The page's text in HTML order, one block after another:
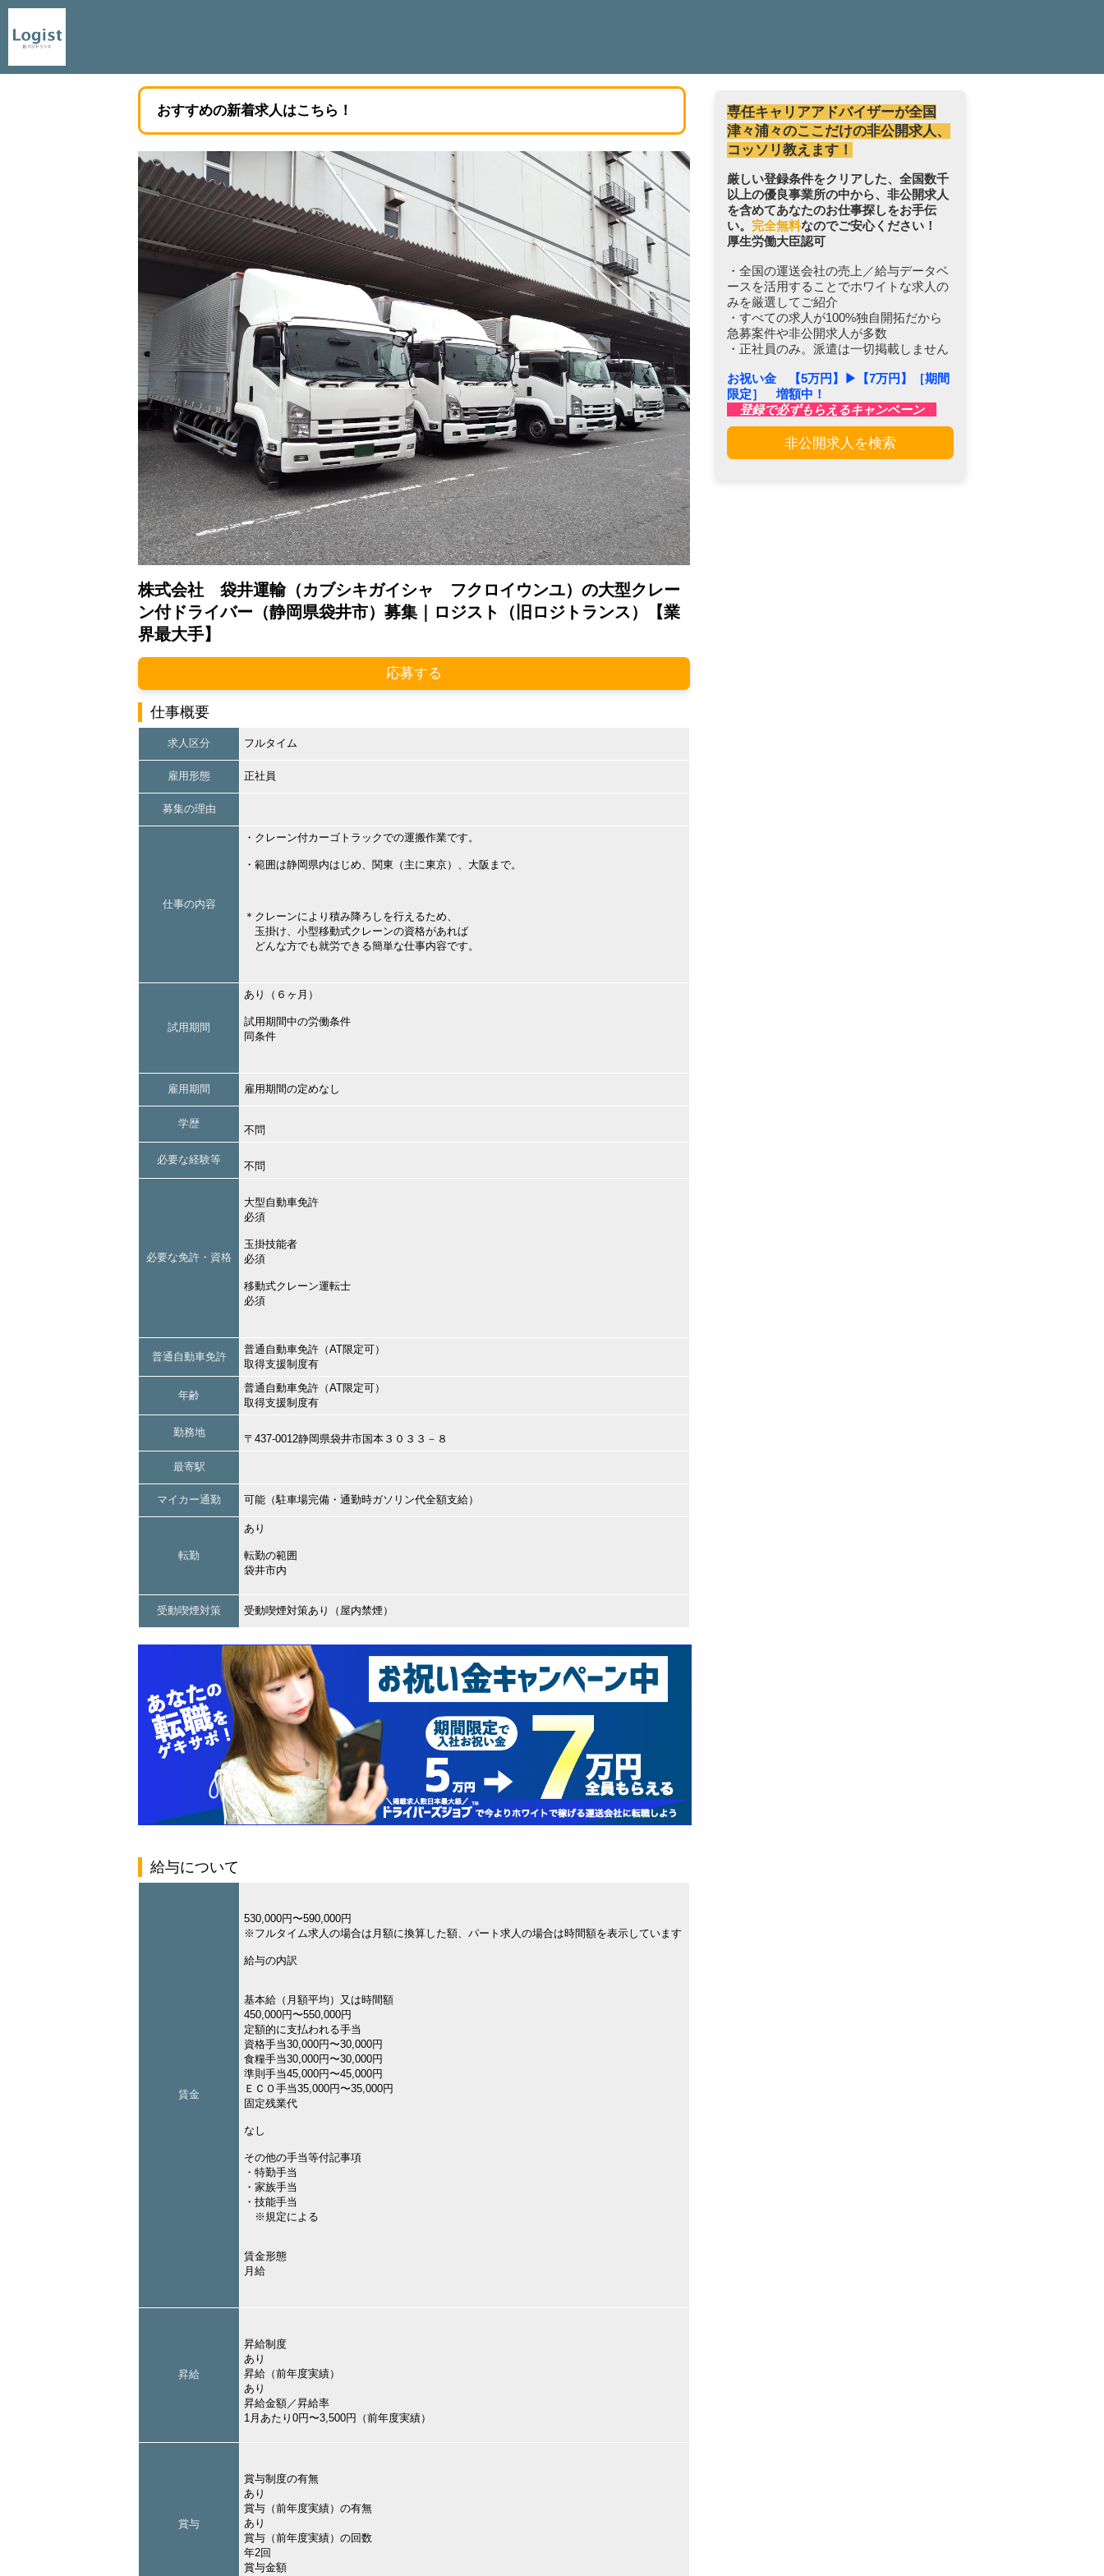
おすすめの新着求人はこちら！
株式会社 袋井運輸（カブシキガイシャ フクロイウンユ）の大型クレー
ン付ドライバー（静岡県袋井市）募集｜ロジスト（旧ロジトランス）【業
界最大手】
応募する
仕事概要
求人区分 フルタイム
雇用形態 正社員
募集の理由
仕事の内容
・クレーン付カーゴトラックでの運搬作業です。
・範囲は静岡県内はじめ、関東（主に東京）、大阪まで。
＊クレーンにより積み降ろしを行えるため、
玉掛け、小型移動式クレーンの資格があれば
どんな方でも就労できる簡単な仕事内容です。
試用期間
あり（６ヶ月）
試用期間中の労働条件
同条件
雇用期間 雇用期間の定めなし
学歴
不問
必要な経験等
不問
必要な免許・資格
大型自動車免許
必須
玉掛技能者
必須
移動式クレーン運転士
必須
普通自動車免許
普通自動車免許（AT限定可）
取得支援制度有
年齢
普通自動車免許（AT限定可）
取得支援制度有
勤務地
〒437-0012静岡県袋井市国本３０３３－８
最寄駅
マイカー通勤 可能（駐車場完備・通勤時ガソリン代全額支給）
転勤
あり
転勤の範囲
袋井市内
受動喫煙対策 受動喫煙対策あり（屋内禁煙）
給与について
賃金
530,000円〜590,000円
※フルタイム求人の場合は月額に換算した額、パート求人の場合は時間額を表示しています
給与の内訳
基本給（月額平均）又は時間額
450,000円〜550,000円
定額的に支払われる手当
資格手当30,000円〜30,000円
食糧手当30,000円〜30,000円
準則手当45,000円〜45,000円
ＥＣＯ手当35,000円〜35,000円
固定残業代
なし
その他の手当等付記事項
・特勤手当
・家族手当
・技能手当
※規定による
賃金形態
月給
昇給
昇給制度
あり
昇給（前年度実績）
あり
昇給金額／昇給率
1月あたり0円〜3,500円（前年度実績）
賞与
賞与制度の有無
あり
賞与（前年度実績）の有無
あり
賞与（前年度実績）の回数
年2回
賞与金額
専任キャリアアドバイザーが全国
津々浦々のここだけの非公開求人、
コッソリ教えます！
厳しい登録条件をクリアした、全国数千
以上の優良事業所の中から、非公開求人
を含めてあなたのお仕事探しをお手伝
い。 完全無料なのでご安心ください！
厚生労働大臣認可
・全国の運送会社の売上／給与データベ
ースを活用することでホワイトな求人の
みを厳選してご紹介
・すべての求人が100%独自開拓だから
急募案件や非公開求人が多数
・正社員のみ。派遣は一切掲載しません
お祝い金 【5万円】▶︎【7万円】［期間
限定］ 増額中！
登録で必ずもらえるキャンペーン
非公開求人を検索